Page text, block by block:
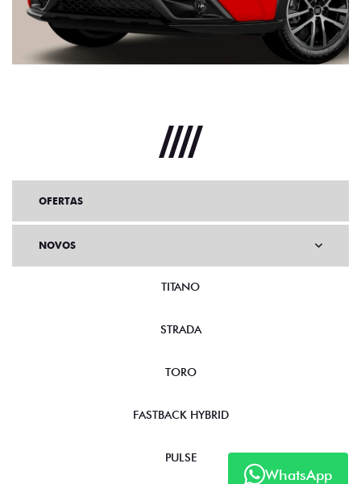
WhatsApp
OFERTAS
NOVOS
TITANO
STRADA
TORO
FASTBACK HYBRID
PULSE